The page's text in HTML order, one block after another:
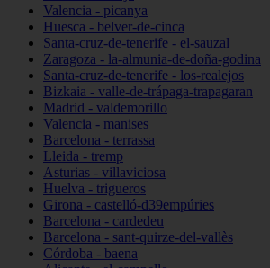
Valencia - picanya
Huesca - belver-de-cinca
Santa-cruz-de-tenerife - el-sauzal
Zaragoza - la-almunia-de-doña-godina
Santa-cruz-de-tenerife - los-realejos
Bizkaia - valle-de-trápaga-trapagaran
Madrid - valdemorillo
Valencia - manises
Barcelona - terrassa
Lleida - tremp
Asturias - villaviciosa
Huelva - trigueros
Girona - castelló-d39empúries
Barcelona - cardedeu
Barcelona - sant-quirze-del-vallès
Córdoba - baena